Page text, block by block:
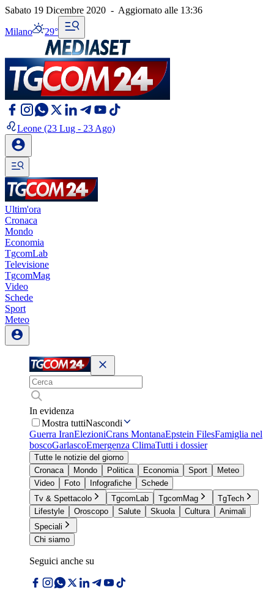
Sabato 19 Dicembre 2020 - Aggiornato alle 13:36
Milano 29°
Leone (23 Lug - 23 Ago)
Ultim'ora
Cronaca
Mondo
Economia
TgcomLab
Televisione
TgcomMag
Video
Schede
Sport
Meteo
In evidenza
Mostra tuttiNascondi
Guerra IranElezioniCrans MontanaEpstein FilesFamiglia nel
boscoGarlascoEmergenza ClimaTutti i dossier
Tutte le notizie del giorno
Cronaca
Mondo Politica Economia Sport
Meteo
Video
Foto Infografiche
Schede
Tv & Spettacolo
TgcomLab TgcomMag
TgTech
Lifestyle
Oroscopo Salute Skuola Cultura
Animali
Speciali
Chi siamo
Seguici anche su